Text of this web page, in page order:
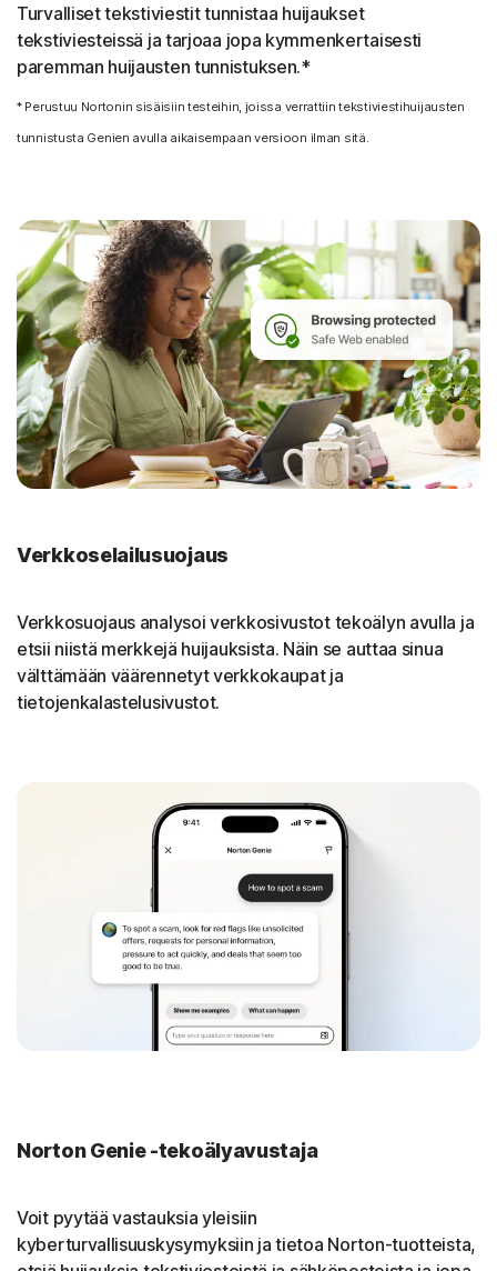
Turvalliset tekstiviestit tunnistaa huijaukset
tekstiviesteissä ja tarjoaa jopa kymmenkertaisesti
paremman huijausten tunnistuksen.*
* Perustuu Nortonin sisäisiin testeihin, joissa verrattiin tekstiviestihuijausten
tunnistusta Genien avulla aikaisempaan versioon ilman sitä.
Verkkoselailusuojaus
Verkkosuojaus analysoi verkkosivustot tekoälyn avulla ja
etsii niistä merkkejä huijauksista. Näin se auttaa sinua
välttämään väärennetyt verkkokaupat ja
tietojenkalastelusivustot.
Norton Genie -tekoälyavustaja
Voit pyytää vastauksia yleisiin
kyberturvallisuuskysymyksiin ja tietoa Norton-tuotteista,